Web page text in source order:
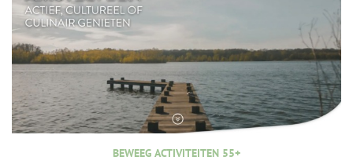
BEWEEG ACTIVITEITEN 55+